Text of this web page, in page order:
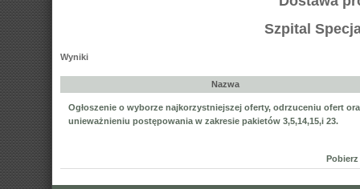
Szpital
Wyniki
Nazwa
Ogłoszenie o wyborze najkorzystniejszej oferty, odrzuceniu ofert
unieważnieniu postępowania w zakresie pakietów 3,5,14,15,i 23.